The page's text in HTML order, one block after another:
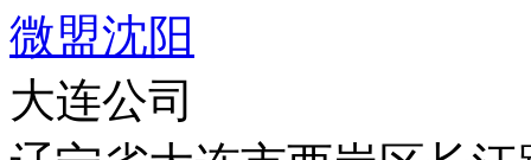
微盟沈阳
大连公司